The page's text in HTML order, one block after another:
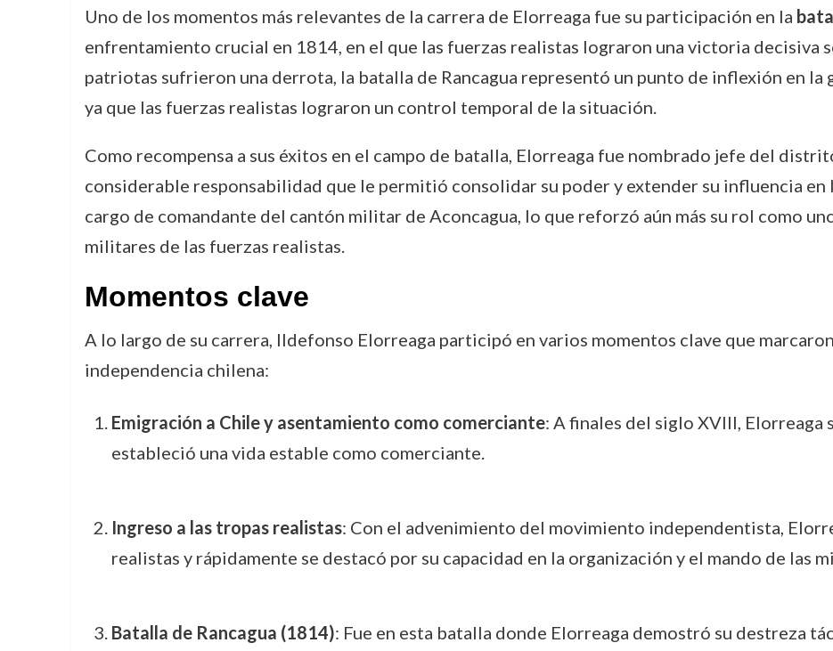
Uno de los momentos más relevantes de la carrera de Elorreaga fue su participación en la
enfrentamiento crucial en 1814, en el que las fuerzas realistas lograron una victoria decisiva
patriotas sufrieron una derrota, la batalla de Rancagua representó un punto de inflexión en la
ya que las fuerzas realistas lograron un control temporal de la situación.
Como recompensa a sus éxitos en el campo de batalla, Elorreaga fue nombrado jefe del
considerable responsabilidad que le permitió consolidar su poder y extender su influencia en
cargo de comandante del cantón militar de Aconcagua, lo que reforzó aún más su rol como
militares de las fuerzas realistas.
Momentos clave
A lo largo de su carrera, Ildefonso Elorreaga participó en varios momentos clave que
independencia chilena:
Emigración a Chile y asentamiento como comerciante: A finales del siglo XVIII, Elorreaga
estableció una vida estable como comerciante.
Ingreso a las tropas realistas: Con el advenimiento del movimiento independentista,
realistas y rápidamente se destacó por su capacidad en la organización y el mando de las
Batalla de Rancagua (1814): Fue en esta batalla donde Elorreaga demostró su destreza